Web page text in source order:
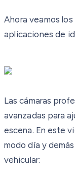
Ahora veamos
aplicaciones de
Las cámaras
avanzadas para
escena. En este
modo día y
vehicular: